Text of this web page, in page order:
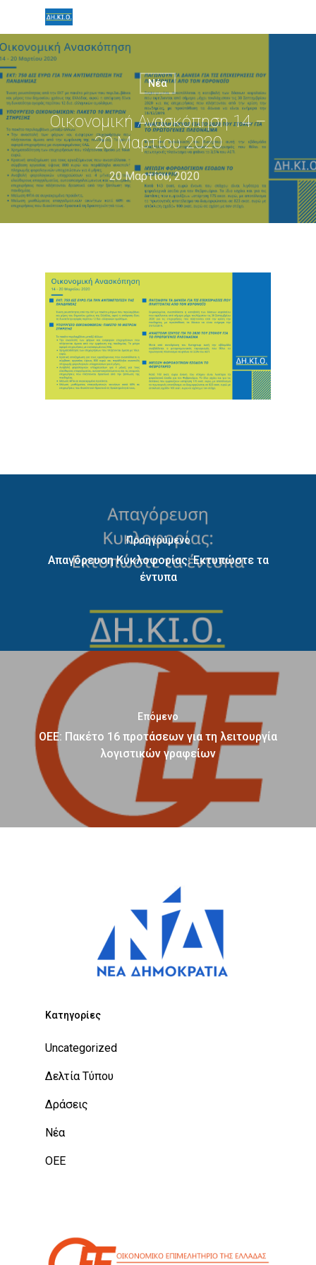
Νέα
Οικονομική Ανασκόπηση 14 –
20 Μαρτίου 2020
20 Μαρτίου, 2020
Προηγούμενο
Απαγόρευση Κυκλοφορίας: Εκτυπώστε τα
έντυπα
Επόμενο
ΟΕΕ: Πακέτο 16 προτάσεων για τη λειτουργία
λογιστικών γραφείων
Kατηγορίες
Uncategorized
Δελτία Τύπου
Δράσεις
Νέα
ΟΕΕ